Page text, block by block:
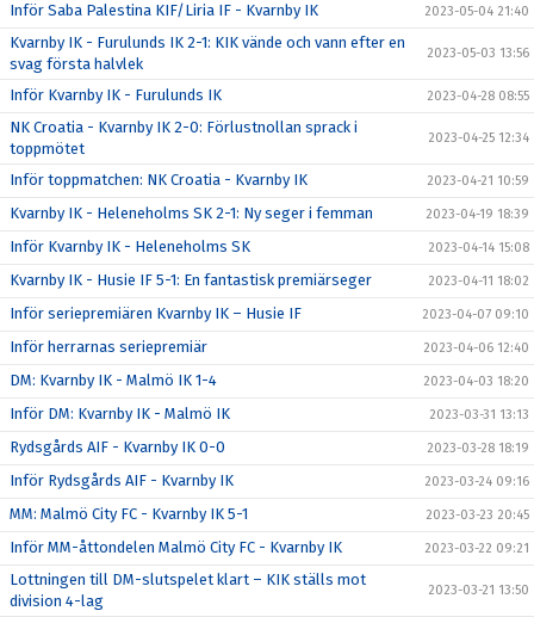
Inför Saba Palestina KIF/Liria IF - Kvarnby IK 2023-05-04 21:40
Kvarnby IK - Furulunds IK 2-1: KIK vände och vann efter en
svag första halvlek
2023-05-03 13:56
Inför Kvarnby IK - Furulunds IK 2023-04-28 08:55
NK Croatia - Kvarnby IK 2-0: Förlustnollan sprack i
toppmötet
2023-04-25 12:34
Inför toppmatchen: NK Croatia - Kvarnby IK 2023-04-21 10:59
Kvarnby IK - Heleneholms SK 2-1: Ny seger i femman 2023-04-19 18:39
Inför Kvarnby IK - Heleneholms SK 2023-04-14 15:08
Kvarnby IK - Husie IF 5-1: En fantastisk premiärseger 2023-04-11 18:02
Inför seriepremiären Kvarnby IK – Husie IF 2023-04-07 09:10
Inför herrarnas seriepremiär 2023-04-06 12:40
DM: Kvarnby IK - Malmö IK 1-4 2023-04-03 18:20
Inför DM: Kvarnby IK - Malmö IK 2023-03-31 13:13
Rydsgårds AIF - Kvarnby IK 0-0 2023-03-28 18:19
Inför Rydsgårds AIF - Kvarnby IK 2023-03-24 09:16
MM: Malmö City FC - Kvarnby IK 5-1 2023-03-23 20:45
Inför MM-åttondelen Malmö City FC - Kvarnby IK 2023-03-22 09:21
Lottningen till DM-slutspelet klart – KIK ställs mot
division 4-lag
2023-03-21 13:50